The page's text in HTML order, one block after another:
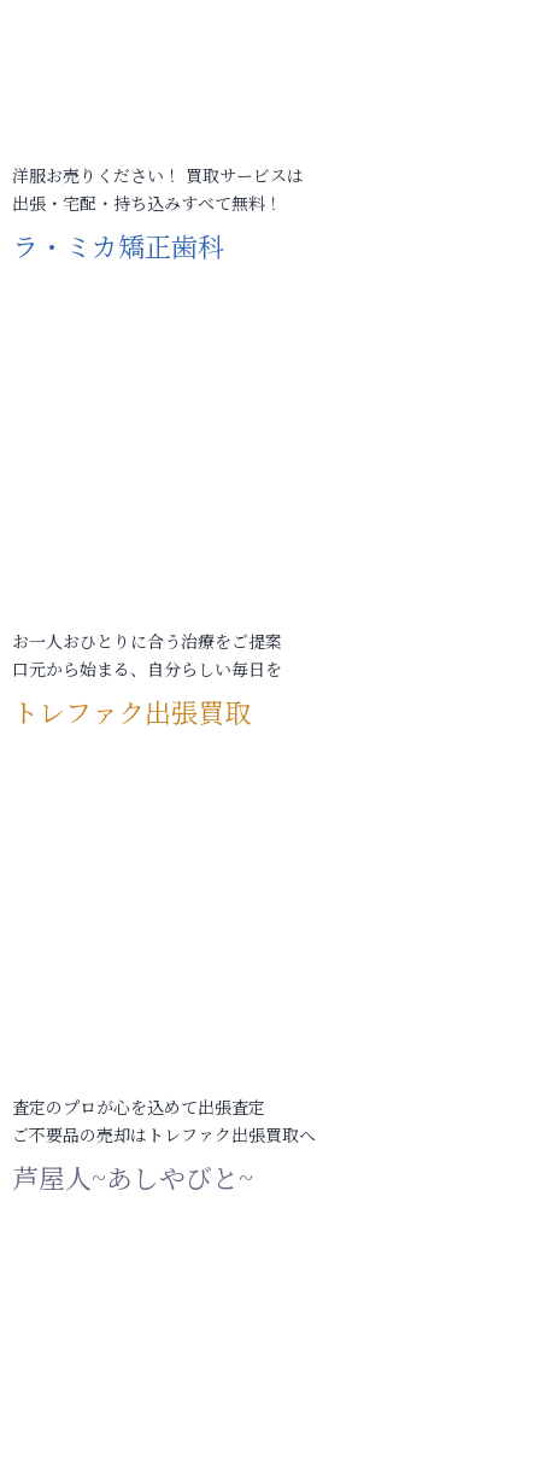
洋服お売りください！ 買取サービスは
出張・宅配・持ち込みすべて無料！
ラ・ミカ矯正歯科
お一人おひとりに合う治療をご提案
口元から始まる、自分らしい毎日を
トレファク出張買取
査定のプロが心を込めて出張査定
ご不要品の売却はトレファク出張買取へ
芦屋人~あしやびと~